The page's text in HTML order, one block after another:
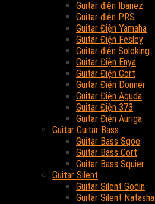
Guitar điện Ibanez
Guitar điện PRS
Guitar Điện Yamaha
Guitar Điện Fesley
Guitar điện Soloking
Guitar Điện Enya
Guitar Điện Cort
Guitar Điện Donner
Guitar Điện Aguda
Guitar Điện 373
Guitar Điện Auriga
Guitar Guitar Bass
Guitar Bass Sqoe
Guitar Bass Cort
Guitar Bass Squier
Guitar Silent
Guitar Silent Godin
Guitar Silent Natasha